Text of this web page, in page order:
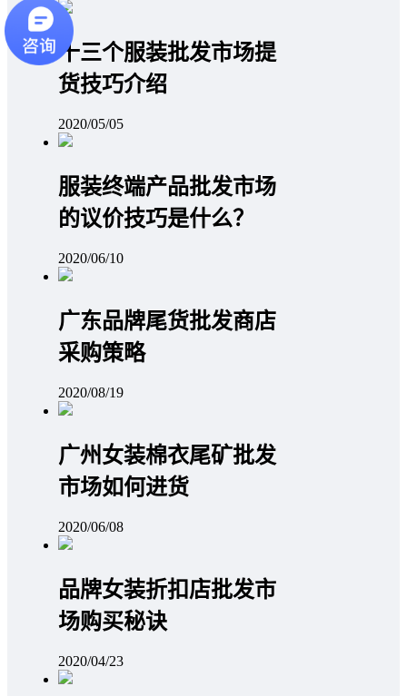
十三个服装批发市场提
货技巧介绍
2020/05/05
服装终端产品批发市场
的议价技巧是什么？
2020/06/10
广东品牌尾货批发商店
采购策略
2020/08/19
广州女装棉衣尾矿批发
市场如何进货
2020/06/08
品牌女装折扣店批发市
场购买秘诀
2020/04/23